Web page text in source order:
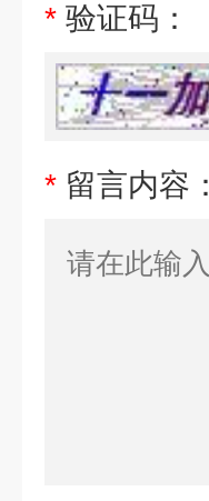
* 验证码：
* 留言内容：